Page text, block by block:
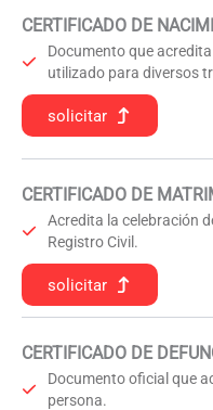
CERTIFICADO DE
Documento que
utilizado para diversos
solicitar
CERTIFICADO DE
Acredita la celebración
Registro Civil.
solicitar
CERTIFICADO DE
Documento oficial que
persona.